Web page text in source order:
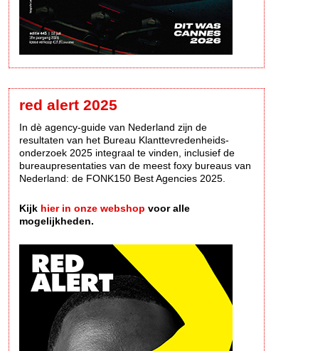
red alert 2025
In dè agency-guide van Nederland zijn de
resultaten van het Bureau Klanttevredenheids-
onderzoek 2025 integraal te vinden, inclusief de
bureaupresentaties van de meest foxy bureaus van
Nederland: de FONK150 Best Agencies 2025.
Kijk hier in onze webshop voor alle
mogelijkheden.